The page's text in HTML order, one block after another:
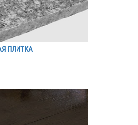
ПЛИТКА